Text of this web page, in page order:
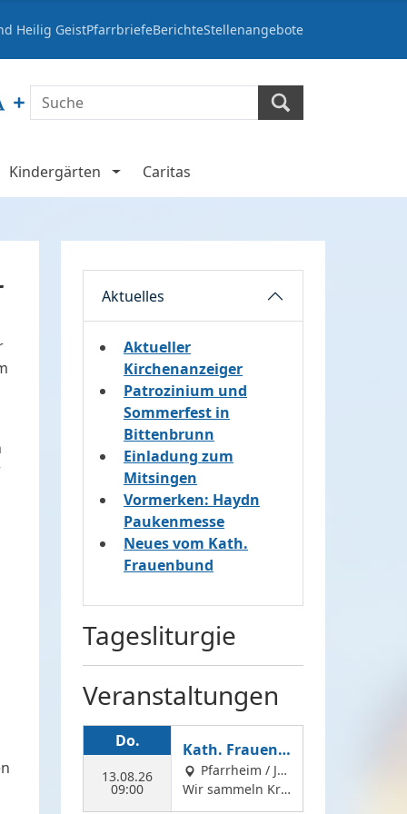
Heilig GeistPfarrbriefeBerichteStellenangebote
Kindergärten Caritas
Aktuelles
Aktueller
Kirchenanzeiger
Patrozinium und
Sommerfest in
Bittenbrunn
Einladung zum
Mitsingen
Vormerken: Haydn
Paukenmesse
Neues vom Kath.
Frauenbund
Tagesliturgie
Veranstaltungen
Do.
13.08.26
09:00
Kath. Frauenb
und: Kräuter s
ammeln
gendheim Feldkir
chen
Wir sammeln Krä
uter für die Kräut